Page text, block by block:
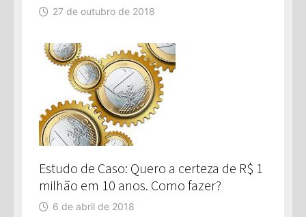
27 de outubro de 2018
Estudo de Caso: Quero a certeza de R$ 1
milhão em 10 anos. Como fazer?
6 de abril de 2018